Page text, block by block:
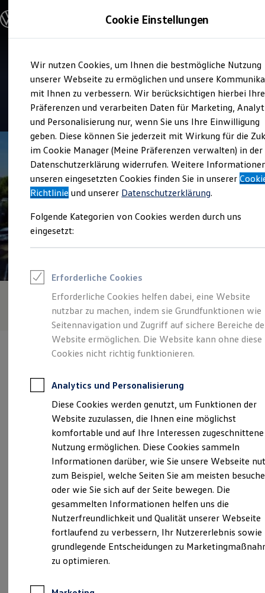
Hauptinhalt
springen
Footer
springen
Modelle & Konfigurator
Nutzfahrzeugkategorien entdecken
Modelle konfigurieren
Vorgängermodelle und Oldtimer
Vorgängermodelle
Oldtimer
Bulli Historie
Branchenlösungen & Gewerbekunden
Umbaulösungen und Hersteller finden
Auf- und Umbauten entdecken & konfigurieren
Groß- und Sonderkunden
Großkunden
Kommunen & Behörden
Journalisten
Sportvereine
Branchenlösungen
Gewerbliche Personenbeförderung
Service & mobile Werkstätten
Menschen mit Behinderung
Rettungsdienste
ONE Business ID Vorteile
Fahrzeugsuche & Marktplatz
Fahrzeugsuche
Fahrzeuge online kaufen
Digitaler Marktplatz
Kauf & Finanzierung
Online-Fahrzeugbewertung
Für Privatkunden
Für Gewerbekunden
Profi Paket
TopDeal
Gebrauchtwagen
ProfiPartner für Gebrauchtwagen
Zertifizierte Gebrauchtwagen
Finanzierung
Für Privatkunden
Für Gewerbekunden
Leasing
Für Privatkunden
Für Gewerbekunden
Versicherungen & Garantien
Garantien
Kfz-Versicherung für Nutzfahrzeuge
Restschuldversicherung
Wartungsverträge
Reparatur & Service
Service
Autohaus Elitzsch Coswig
4.7| 46 Bewertungen
Verantwortlich für die Inhalte auf dieser Seite ist die Autohaus
Elitzsch GmbH (Impressum & Rechtliches)
Dresdner Straße 121, 01640 Coswig
info-cos@auto-elitzsch.de
Montag-Freitag 07:00-18:00 Uhr
Cookie Einstellungen
Wir nutzen Cookies, um Ihnen die bestmögliche Nutzung
unserer Webseite zu ermöglichen und unsere
mit Ihnen zu verbessern. Wir berücksichtigen hierbei Ihre
Präferenzen und verarbeiten Daten für Marketing,
und Personalisierung nur, wenn Sie uns Ihre Einwilligung
geben. Diese können Sie jederzeit mit Wirkung für die
im Cookie Manager (Meine Präferenzen verwalten) in der
Datenschutzerklärung widerrufen. Weitere
unseren eingesetzten Cookies finden Sie in unserer
Richtlinie und unserer Datenschutzerklärung.
Folgende Kategorien von Cookies werden durch uns
eingesetzt:
Erforderliche Cookies
Erforderliche Cookies helfen dabei, eine Website
nutzbar zu machen, indem sie Grundfunktionen wie
Seitennavigation und Zugriff auf sichere Bereiche
Website ermöglichen. Die Website kann ohne diese
Cookies nicht richtig funktionieren.
Analytics und Personalisierung
Diese Cookies werden genutzt, um Funktionen der
Website zuzulassen, die Ihnen eine möglichst
komfortable und auf Ihre Interessen zugeschnittene
Nutzung ermöglichen. Diese Cookies sammeln
Informationen darüber, wie Sie unsere Webseite
zum Beispiel, welche Seiten Sie am meisten
oder wie Sie sich auf der Seite bewegen. Die
gesammelten Informationen helfen uns die
Nutzerfreundlichkeit und Qualität unserer Webseite
fortlaufend zu verbessern, Ihr Nutzererlebnis sowie
grundlegende Entscheidungen zu
zu optimieren.